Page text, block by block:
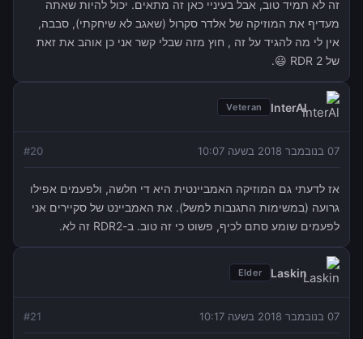
זה לא תמיד טוב, אבל בעיניי כאן זה מתאים. יכול להיות שאתה
מעדיף את המוזיקה של אלדר סקרול (שאגב לא שיחקתי), סבבה,
אין לי מה להגיד על זה , חוץ מזה שבלי קשר אני כן אוהב את זאת
של RDR 2 😃.
InterAl
Veteran
07 בנובמבר 2018 בשעה 10:07 #20
אז לדעתי גם המוזיקה האמביינטית היא די חלשה, ולפעמים אפילו
גרועה (במשימות התגנבות למשל). את האמביינט של סקיירים אני
לפעמים שומע סתם לכיף, פשוט כי זה טוב. ב-RDR2 זה לא.
Laskin
Elder
07 בנובמבר 2018 בשעה 10:17 #21